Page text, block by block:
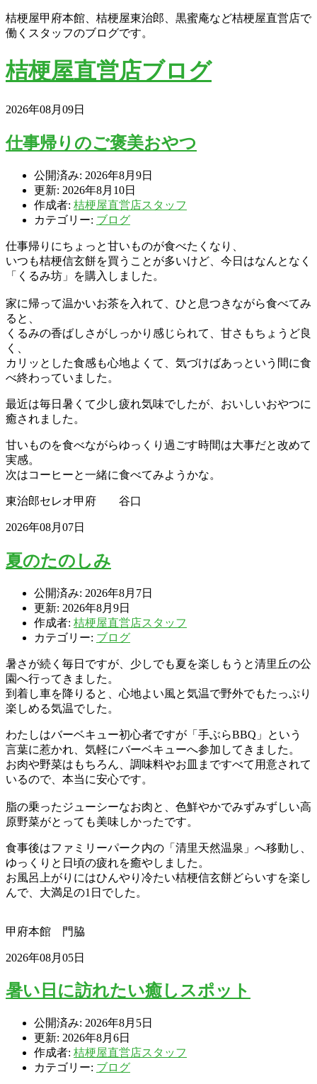
桔梗屋甲府本館、桔梗屋東治郎、黒蜜庵など桔梗屋直営店で
働くスタッフのブログです。
桔梗屋直営店ブログ
2026年08月09日
仕事帰りのご褒美おやつ
公開済み: 2026年8月9日
更新: 2026年8月10日
作成者: 桔梗屋直営店スタッフ
カテゴリー: ブログ
仕事帰りにちょっと甘いものが食べたくなり、
いつも桔梗信玄餅を買うことが多いけど、今日はなんとなく
「くるみ坊」を購入しました。
家に帰って温かいお茶を入れて、ひと息つきながら食べてみ
ると、
くるみの香ばしさがしっかり感じられて、甘さもちょうど良
く、
カリッとした食感も心地よくて、気づけばあっという間に食
べ終わっていました。
最近は毎日暑くて少し疲れ気味でしたが、おいしいおやつに
癒されました。
甘いものを食べながらゆっくり過ごす時間は大事だと改めて
実感。
次はコーヒーと一緒に食べてみようかな。
東治郎セレオ甲府 谷口
2026年08月07日
夏のたのしみ
公開済み: 2026年8月7日
更新: 2026年8月9日
作成者: 桔梗屋直営店スタッフ
カテゴリー: ブログ
暑さが続く毎日ですが、少しでも夏を楽しもうと清里丘の公
園へ行ってきました。
到着し車を降りると、心地よい風と気温で野外でもたっぷり
楽しめる気温でした。
わたしはバーベキュー初心者ですが「手ぶらBBQ」という
言葉に惹かれ、気軽にバーベキューへ参加してきました。
お肉や野菜はもちろん、調味料やお皿まですべて用意されて
いるので、本当に安心です。
脂の乗ったジューシーなお肉と、色鮮やかでみずみずしい高
原野菜がとっても美味しかったです。
食事後はファミリーパーク内の「清里天然温泉」へ移動し、
ゆっくりと日頃の疲れを癒やしました。
お風呂上がりにはひんやり冷たい桔梗信玄餅どらいすを楽し
んで、大満足の1日でした。
甲府本館 門脇
2026年08月05日
暑い日に訪れたい癒しスポット
公開済み: 2026年8月5日
更新: 2026年8月6日
作成者: 桔梗屋直営店スタッフ
カテゴリー: ブログ